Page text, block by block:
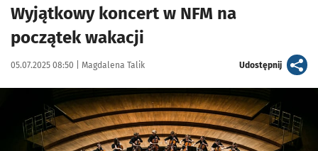
Wyjątkowy koncert w NFM na
początek wakacji
Data publikacji:
05.07.2025 08:50 | Autor:
Magdalena Talik Udostępnijartykuł
Kliknij, aby powiększyć